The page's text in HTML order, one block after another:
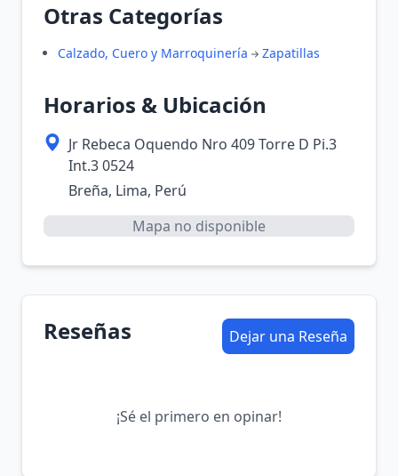
Otras Categorías
Calzado, Cuero y Marroquinería Zapatillas
Horarios & Ubicación
Jr Rebeca Oquendo Nro 409 Torre D Pi.3
Int.3 0524
Breña, Lima, Perú
Mapa no disponible
Reseñas Dejar una Reseña
¡Sé el primero en opinar!